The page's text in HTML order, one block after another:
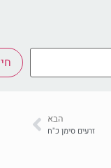
הבא
זרעים סימן כ"ח